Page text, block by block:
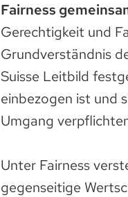
Fairness
Gerechtigkeit und
Grundverständnis
Suisse Leitbild
einbezogen ist und
Umgang
Unter Fairness
gegenseitige